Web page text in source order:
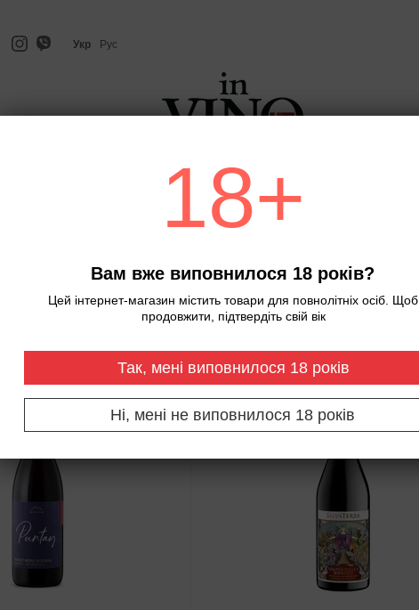
Укр
Рус
Ігристе вино та шампанське Віскі
Новинка
18+
Вам вже виповнилося 18 років?
Цей інтернет-магазин містить товари для повнолітніх осіб. Щоб
продовжити, підтвердіть свій вік
Так, мені виповнилося 18 років
Ні, мені не виповнилося 18 років